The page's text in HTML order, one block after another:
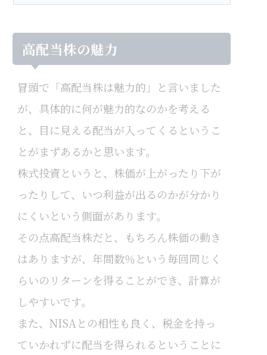
高配当株の魅力
冒頭で「高配当株は魅力的」と言いました
が、具体的に何が魅力的なのかを考える
と、目に見える配当が入ってくるというこ
とがまずあるかと思います。
株式投資というと、株価が上がったり下が
ったりして、いつ利益が出るのかが分かり
にくいという側面があります。
その点高配当株だと、もちろん株価の動き
はありますが、年間数％という毎回同じく
らいのリターンを得ることができ、計算が
しやすいです。
また、NISAとの相性も良く、税金を持っ
ていかれずに配当を得られるということに